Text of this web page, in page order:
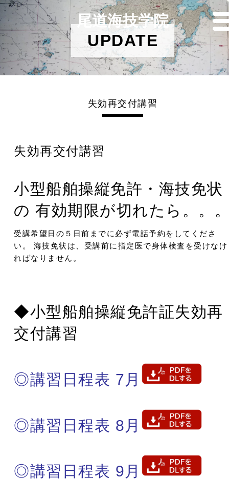
UPDATE
失効再交付講習
失効再交付講習
小型船舶操縦免許・海技免状
の 有効期限が切れたら。。
受講希望日の５日前までに必ず電話予約をしてくださ
い。 海技免状は、受講前に指定医で身体検査を受けなけ
ればなりません。
◆小型船舶操縦免許証失効再
交付講習
◎講習日程表 7月
◎講習日程表 8月
◎講習日程表 9月
尾道海技学院